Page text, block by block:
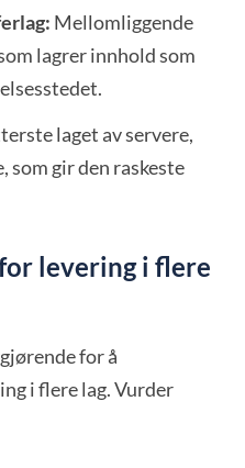
Mellomliggende
lagrer innhold som
laget av servere,
gir den raskeste
levering i flere
for å
i flere lag. Vurder